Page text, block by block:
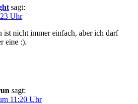
sagt:
Uhr
ist nicht immer einfach, aber ich darf
eine :).
sagt:
11:20 Uhr